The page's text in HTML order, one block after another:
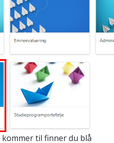
til finner du blå